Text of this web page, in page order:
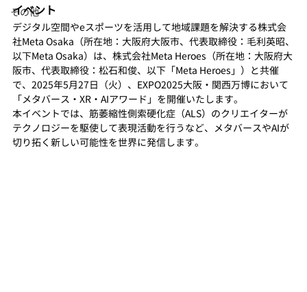
その他
イベント
デジタル空間やeスポーツを活用して地域課題を解決する株式会
社Meta Osaka（所在地：大阪府大阪市、代表取締役：毛利英昭、
以下Meta Osaka）は、株式会社Meta Heroes（所在地：大阪府大
阪市、代表取締役：松石和俊、以下「Meta Heroes」）と共催
で、2025年5月27日（火）、EXPO2025大阪・関西万博において
「メタバース・XR・AIアワード」を開催いたします。
本イベントでは、筋萎縮性側索硬化症（ALS）のクリエイターが
テクノロジーを駆使して表現活動を行うなど、メタバースやAIが
切り拓く新しい可能性を世界に発信します。